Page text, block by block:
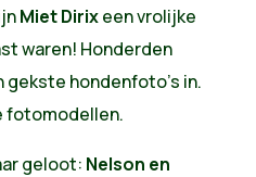
Miet Dirixeen vrolijke
waren! Honderden
hondenfoto’s in.
fotomodellen.
geloot: Nelson en